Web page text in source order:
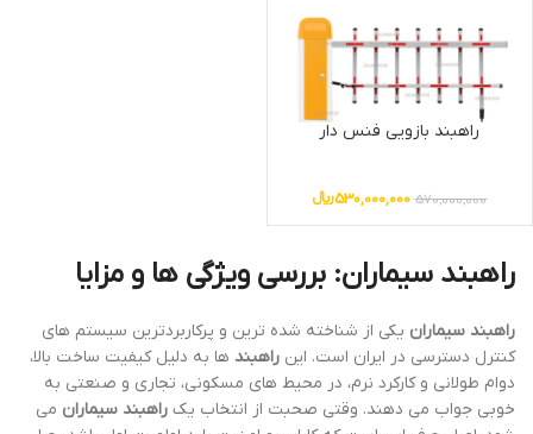
راهبند بازویی فنس دار
570,000,000
530,000,000﷼
راهبند سیماران: بررسی ویژگی ها و مزایا
راهبند سیماران یکی از شناخته شده ترین و پرکاربردترین سیستم های
کنترل دسترسی در ایران است. این راهبند ها به دلیل کیفیت ساخت بالا،
دوام طولانی و کارکرد نرم، در محیط های مسکونی، تجاری و صنعتی به
خوبی جواب می دهند. وقتی صحبت از انتخاب یک راهبند سیماران می